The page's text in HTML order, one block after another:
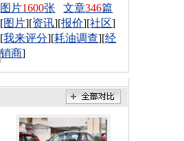
图片1600张 文章346篇
[图片][资讯][报价][社区]
[我来评分][耗油调查][经
销商]